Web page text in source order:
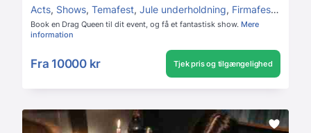
Acts, Shows, Temafest, Jule underholdning, Firmafest ,
Book en Drag Queen til dit event, og få et fantastisk show. Mere
information
Fra 10000 kr Tjek pris og tilgængelighed